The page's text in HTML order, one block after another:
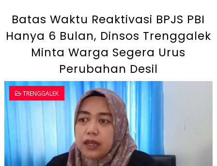
Batas Waktu Reaktivasi BPJS PBI
Hanya 6 Bulan, Dinsos Trenggalek
Minta Warga Segera Urus
Perubahan Desil
TRENGGALEK